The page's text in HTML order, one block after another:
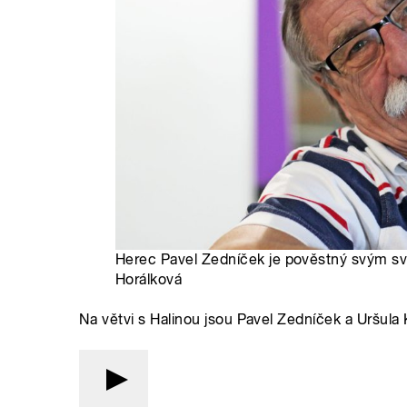
Herec Pavel Zedníček je pověstný svým
Horálková
Na větvi s Halinou jsou Pavel Zedníček a Uršula